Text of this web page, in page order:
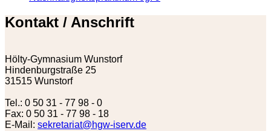
Kontakt / Anschrift
Hölty-Gymnasium Wunstorf
Hindenburgstraße 25
31515 Wunstorf
Tel.: 0 50 31 - 77 98 - 0
Fax: 0 50 31 - 77 98 - 18
E-Mail: sekretariat@hgw-iserv.de